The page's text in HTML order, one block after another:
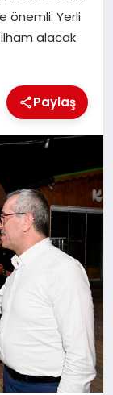
önemli. Yerli
ilham alacak
Paylaş